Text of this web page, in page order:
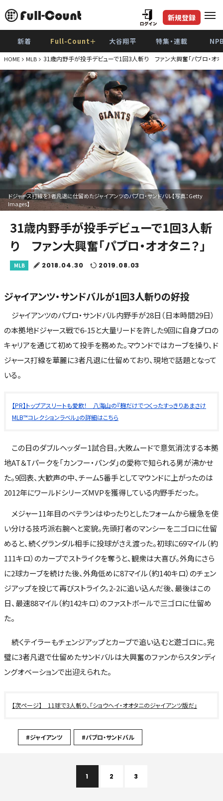
新規登録
新着 Full-Count＋ 大谷翔平 特集・連載
HOME MLB 31歳内野手が投手デビューで1回3人斬り ファン大興奮「パブロ・オオ
ドジャース打線を3者凡退に仕留めたジャイアンツのパブロ・サンドバル【写真：Getty
Images】
31歳内野手が投手デビューで1回3人斬
り ファン大興奮「パブロ・オオタニ？」
MLB 2018.04.30 2019.08.03
ジャイアンツ・サンドバルが1回3人斬りの好投
ジャイアンツのパブロ・サンドバル内野手が28日（日本時間29日）
の本拠地ドジャース戦で6-15と大量リードを許した9回に自身プロの
キャリアを通じて初めて投手を務めた。マウンドではカーブを操り、ド
ジャース打線を華麗に3者凡退に仕留めており、現地で話題となって
いる。
【PR】トップアスリートも愛飲！ 八海山の『麹だけでつくったすっきりあまさけ
MLB™コレクションラベル』の詳細はこちら
この日のダブルヘッダー1試合目。大敗ムードで意気消沈する本拠
地AT＆Tパークを「カンフー・パンダ」の愛称で知られる男が沸かせ
た。9回表、大歓声の中、チーム5番手としてマウンドに上がったのは
2012年にワールドシリーズMVPを獲得している内野手だった。
メジャー11年目のベテランはゆったりとしたフォームから緩急を使
い分ける技巧派右腕へと変貌。先頭打者のマンシーを二ゴロに仕留
めると、続くグランダル相手に投球がさえ渡った。初球に69マイル（約
111キロ）のカーブでストライクを奪うと、観衆は大喜び。外角にさら
に2球カーブを続けた後、外角低めに87マイル（約140キロ）のチェン
ジアップを投じて再びストライク。2-2に追い込んだ後、最後はこの
日、最速88マイル（約142キロ）のファストボールで三ゴロに仕留め
た。
続くテイラーもチェンジアップとカーブで追い込むと遊ゴロに。完
璧に3者凡退で仕留めたサンドバルは大興奮のファンからスタンディ
ングオベーションで出迎えられた。
11球で3人斬り、「ショウヘイ・オオタニのジャイアンツ版だ」
#ジャイアンツ #パブロ・サンドバル
1 2 3